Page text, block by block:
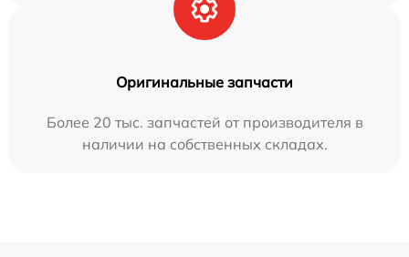
Оригинальные запчасти
Более 20 тыс. запчастей от производителя в
наличии на собственных складах.